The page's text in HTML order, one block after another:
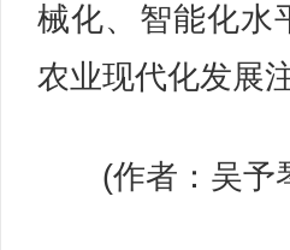
械化、智能化水
农业现代化发展
(作者：吴予